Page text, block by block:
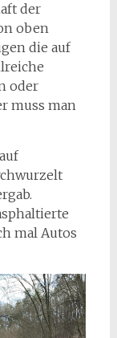
der
oben
die auf
oder
muss man
mal Autos